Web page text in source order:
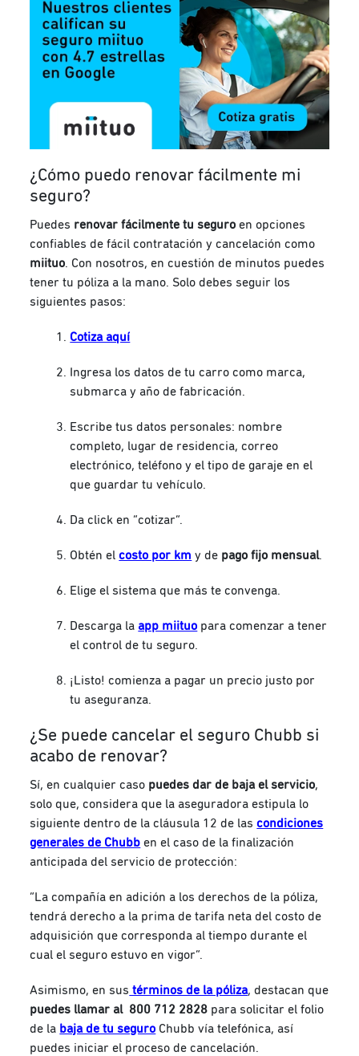
¿Cómo puedo renovar fácilmente mi
seguro?
Puedes renovar fácilmente tu seguroen opciones
confiables de fácil contratación y cancelación como
miituo. Con nosotros, en cuestión de minutos puedes
tener tu póliza a la mano. Solo debes seguir los
siguientes pasos:
Cotiza aquí
Ingresa los datos de tu carro como marca,
submarca y año de fabricación.
Escribe tus datos personales: nombre
completo, lugar de residencia, correo
electrónico, teléfono y el tipo de garaje en el
que guardar tu vehículo.
Da click en “cotizar”.
Obtén elcosto por km y de pago fijo mensual.
Elige el sistema que más te convenga.
Descarga la app miituo para comenzar a tener
el control de tu seguro.
¡Listo! comienza a pagar un precio justo por
tu aseguranza.
¿Se puede cancelar el seguro Chubb si
acabo de renovar?
Sí, en cualquier caso puedes dar de baja el servicio,
solo que, considera que la aseguradora estipula lo
siguiente dentro de la cláusula 12 de lascondiciones
generales de Chubb en el caso de la finalización
anticipada del servicio de protección:
“La compañía en adición a los derechos de la póliza,
tendrá derecho a la prima de tarifa neta del costo de
adquisición que corresponda al tiempo durante el
cual el seguro estuvo en vigor”.
Asimismo, en sus términos de la póliza, destacan que
puedes llamar al 800 712 2828 para solicitar el folio
de la baja de tu seguro Chubb vía telefónica, así
puedes iniciar el proceso de cancelación.